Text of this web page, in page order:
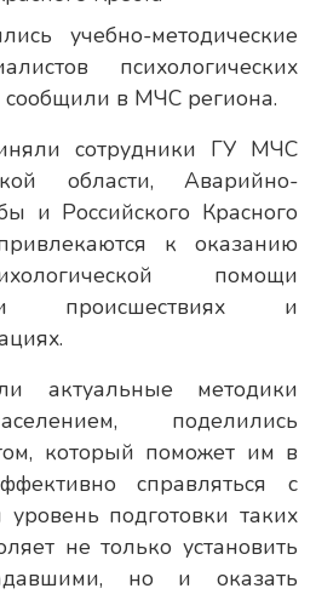
учебно-методические
психологических
сообщили в МЧС региона.
сотрудники ГУ МЧС
области, Аварийно-
и Российского Красного
к оказанию
помощи
происшествиях и
актуальные методики
поделились
который поможет им в
справляться с
подготовки таких
не только установить
но и оказать